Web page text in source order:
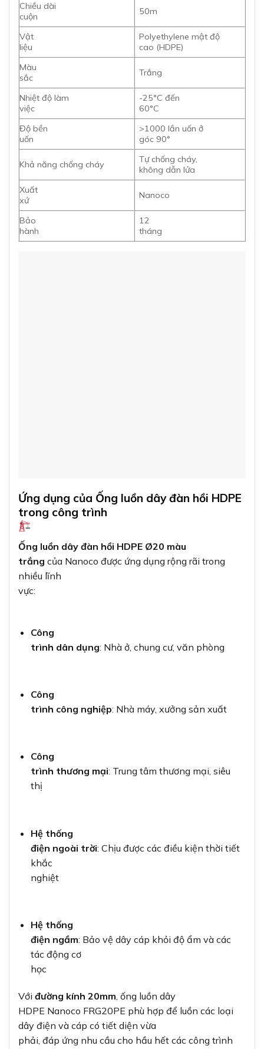
Chiều dài
cuộn
50m
Vật
liệu
Polyethylene mật độ
cao (HDPE)
Màu
sắc
Trắng
Nhiệt độ làm
việc
-25°C đến
60°C
Độ bền
uốn
>1000 lần uốn ở
góc 90°
Khả năng chống cháy
Tự chống cháy,
không dẫn lửa
Xuất
xứ
Nanoco
Bảo
hành
12
tháng
Ứng dụng của Ống luồn dây đàn hồi HDPE
trong công trình
Ống luồn dây đàn hồi HDPE Ø20 màu
trắng của Nanoco được ứng dụng rộng rãi trong
nhiều lĩnh
vực:
Công
trình dân dụng: Nhà ở, chung cư, văn phòng
Công
trình công nghiệp: Nhà máy, xưởng sản xuất
Công
trình thương mại: Trung tâm thương mại, siêu
thị
Hệ thống
điện ngoài trời: Chịu được các điều kiện thời tiết
khắc
nghiệt
Hệ thống
điện ngầm: Bảo vệ dây cáp khỏi độ ẩm và các
tác động cơ
học
Với đường kính 20mm , ống luồn dây
HDPE Nanoco FRG20PE phù hợp để luồn các loại
dây điện và cáp có tiết diện vừa
phải, đáp ứng nhu cầu cho hầu hết các công trình